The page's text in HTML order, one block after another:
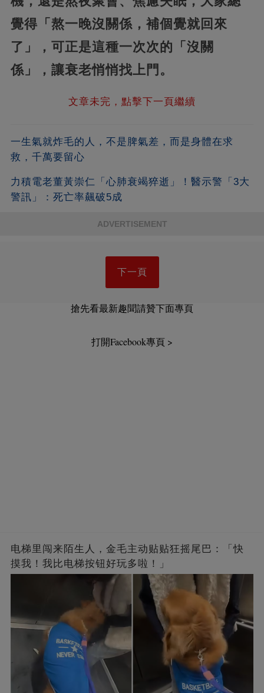
覺得「熬一晚沒關係，補個覺就回來
了」，可正是這種一次次的「沒關
係」，讓衰老悄悄找上門。
文章未完，點擊下一頁繼續
一生氣就炸毛的人，不是脾氣差，而是身體在求
救，千萬要留心
力積電老董黃崇仁「心肺衰竭猝逝」！醫示警「3大
警訊」：死亡率飆破5成
ADVERTISEMENT
下一頁
搶先看最新趣聞請贊下面專頁
打開Facebook專頁 >
电梯里闯来陌生人，金毛主动贴贴狂摇尾巴：「快
摸我！我比电梯按钮好玩多啦！」